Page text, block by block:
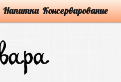
Напитки Консервирование